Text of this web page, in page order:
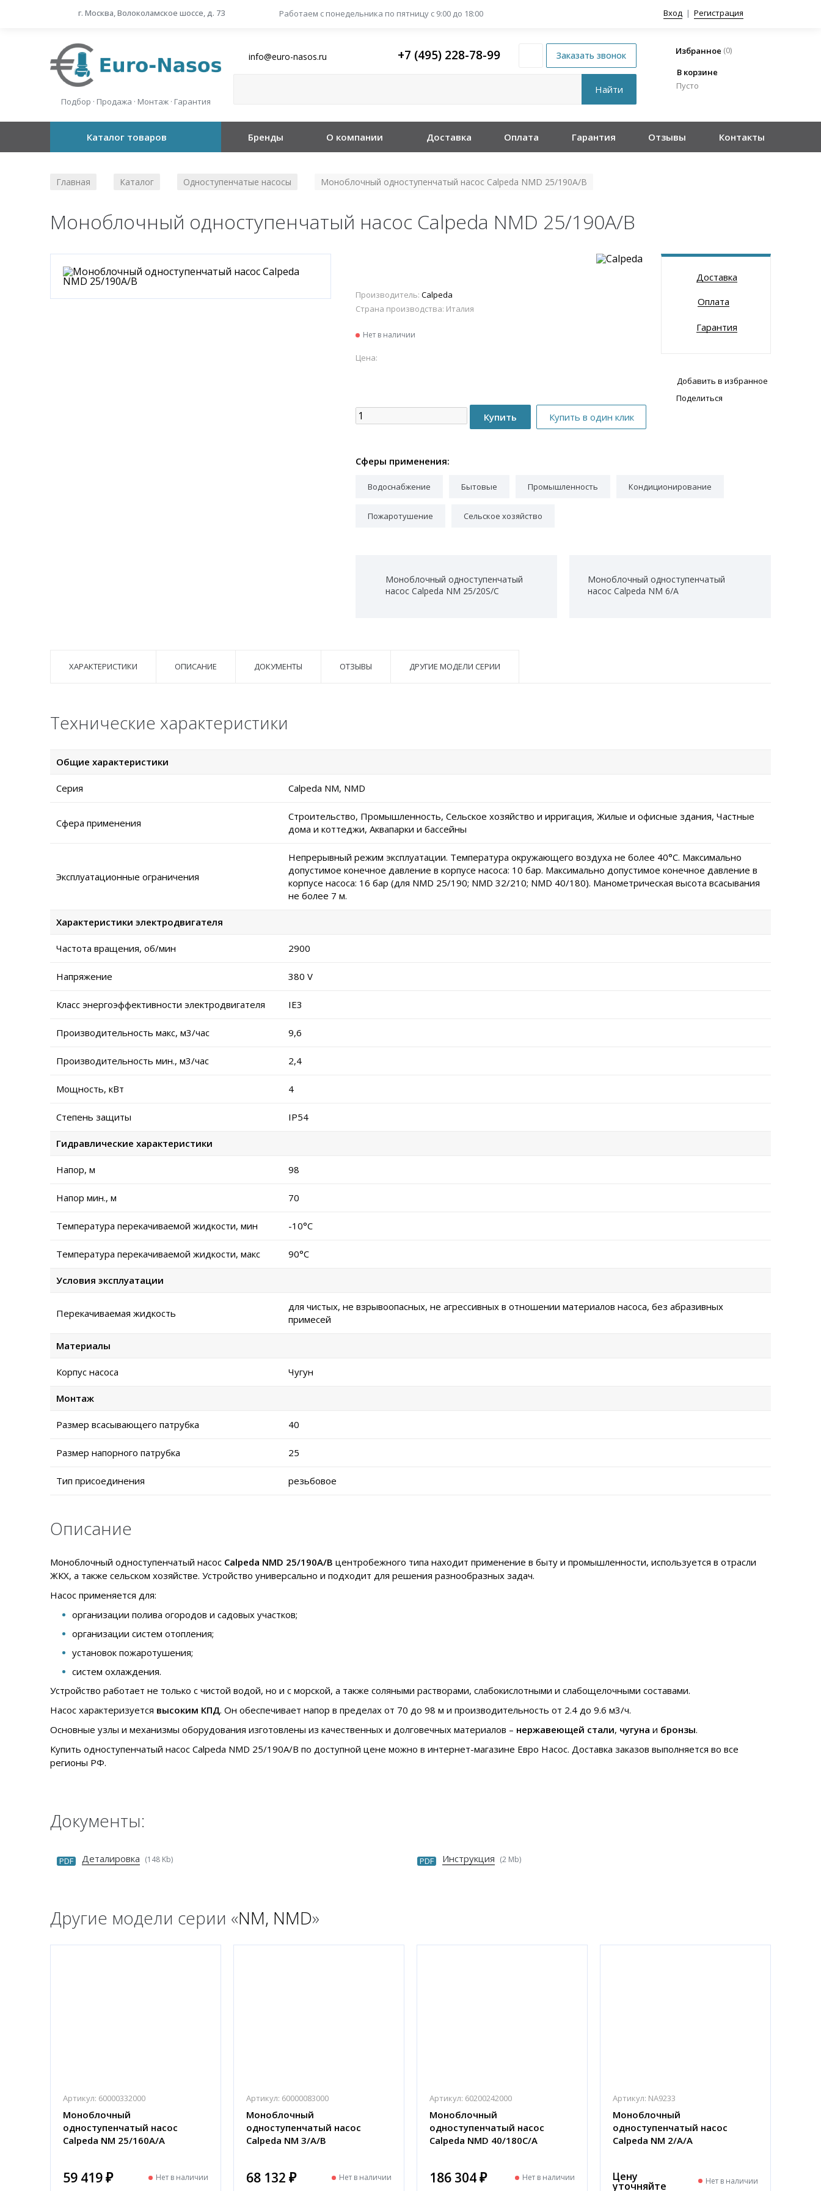
г. Москва, Волоколамское шоссе, д. 73 Работаем с понедельника по пятницу с 9:00 до 18:00 Вход | Регистрация
Подбор · Продажа · Монтаж · Гарантия
info@euro-nasos.ru +7 (495) 228-78-99 Избранное (0)
В корзине
Пусто
Каталог товаров Бренды О компании Доставка Оплата Гарантия Отзывы Контакты
Главная Каталог Одноступенчатые насосы Моноблочный одноступенчатый насос Calpeda NMD 25/190A/B
Моноблочный одноступенчатый насос Calpeda NMD 25/190A/B
Производитель: Calpeda
Страна производства: Италия
Нет в наличии
Цена:
Доставка
Оплата
Гарантия
Добавить в избранное
Поделиться
Сферы применения:
Водоснабжение Бытовые Промышленность Кондиционирование
Пожаротушение Сельское хозяйство
Моноблочный одноступенчатый
насос Calpeda NM 25/20S/C
Моноблочный одноступенчатый
насос Calpeda NM 6/A
ХАРАКТЕРИСТИКИ ОПИСАНИЕ ДОКУМЕНТЫ ОТЗЫВЫ ДРУГИЕ МОДЕЛИ СЕРИИ
Технические характеристики
Общие характеристики
Серия Calpeda NM, NMD
Сфера применения
Строительство, Промышленность, Сельское хозяйство и ирригация, Жилые и офисные здания, Частные
дома и коттеджи, Аквапарки и бассейны
Эксплуатационные ограничения
Непрерывный режим эксплуатации. Температура окружающего воздуха не более 40°C. Максимально
допустимое конечное давление в корпусе насоса: 10 бар. Максимально допустимое конечное давление в
корпусе насоса: 16 бар (для NMD 25/190; NMD 32/210; NMD 40/180). Манометрическая высота всасывания
не более 7 м.
Характеристики электродвигателя
Частота вращения, об/мин 2900
Напряжение 380 V
Класс энергоэффективности электродвигателя IE3
Производительность макс, м3/час 9,6
Производительность мин., м3/час 2,4
Мощность, кВт 4
Степень защиты IP54
Гидравлические характеристики
Напор, м 98
Напор мин., м 70
Температура перекачиваемой жидкости, мин -10°C
Температура перекачиваемой жидкости, макс 90°C
Условия эксплуатации
Перекачиваемая жидкость
для чистых, не взрывоопасных, не агрессивных в отношении материалов насоса, без абразивных
примесей
Материалы
Корпус насоса Чугун
Монтаж
Размер всасывающего патрубка 40
Размер напорного патрубка 25
Тип присоединения резьбовое
Описание
Моноблочный одноступенчатый насос Calpeda NMD 25/190A/B центробежного типа находит применение в быту и промышленности, используется в отрасли
ЖКХ, а также сельском хозяйстве. Устройство универсально и подходит для решения разнообразных задач.
Насос применяется для:
организации полива огородов и садовых участков;
организации систем отопления;
установок пожаротушения;
систем охлаждения.
Устройство работает не только с чистой водой, но и с морской, а также соляными растворами, слабокислотными и слабощелочными составами.
Насос характеризуется высоким КПД. Он обеспечивает напор в пределах от 70 до 98 м и производительность от 2.4 до 9.6 м3/ч.
Основные узлы и механизмы оборудования изготовлены из качественных и долговечных материалов – нержавеющей стали, чугуна и бронзы.
Купить одноступенчатый насос Calpeda NMD 25/190A/B по доступной цене можно в интернет-магазине Евро Насос. Доставка заказов выполняется во все
регионы РФ.
Документы:
PDF Деталировка (148 Kb) PDF Инструкция (2 Mb)
Другие модели серии «NM, NMD»
Артикул: 60000332000
Моноблочный
одноступенчатый насос
Calpeda NM 25/160A/A
59 419 ₽ Нет в наличии
Артикул: 60000083000
Моноблочный
одноступенчатый насос
Calpeda NM 3/A/B
68 132 ₽ Нет в наличии
Артикул: 60200242000
Моноблочный
одноступенчатый насос
Calpeda NMD 40/180C/A
186 304 ₽ Нет в наличии
Артикул: NA9233
Моноблочный
одноступенчатый насос
Calpeda NM 2/A/A
Цену
уточняйте Нет в наличии